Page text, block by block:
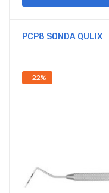
PCP8 SONDA QULIX
-22%